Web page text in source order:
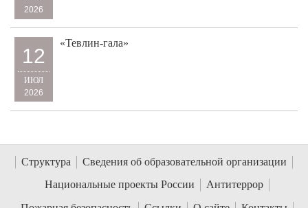
2026
12
ИЮЛ
2026
«Тевлин-гала»
Структура
Сведения об образовательной организации
Национальные проекты России
Антитеррор